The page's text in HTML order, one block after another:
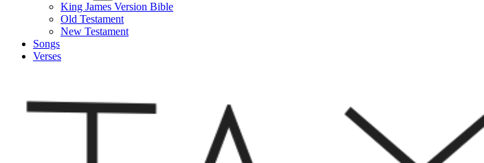
King James Version Bible
Old Testament
New Testament
Songs
Verses